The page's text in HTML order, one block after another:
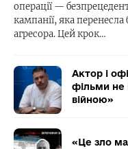
операції —
кампанії, яка
агресора. Цей крок…
Актор і
фільми не
війною»
«Це зло